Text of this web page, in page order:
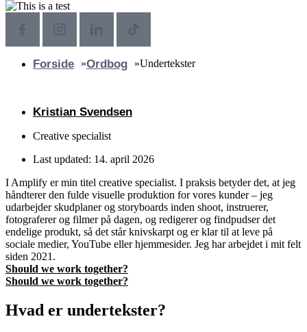
Forside »Ordbog »Undertekster
Kristian Svendsen
Creative specialist
Last updated: 14. april 2026
I Amplify er min titel creative specialist. I praksis betyder det, at jeg
håndterer den fulde visuelle produktion for vores kunder – jeg
udarbejder skudplaner og storyboards inden shoot, instruerer,
fotograferer og filmer på dagen, og redigerer og findpudser det
endelige produkt, så det står knivskarpt og er klar til at leve på
sociale medier, YouTube eller hjemmesider. Jeg har arbejdet i mit felt
siden 2021.
Should we work together?
Should we work together?
Hvad er undertekster?